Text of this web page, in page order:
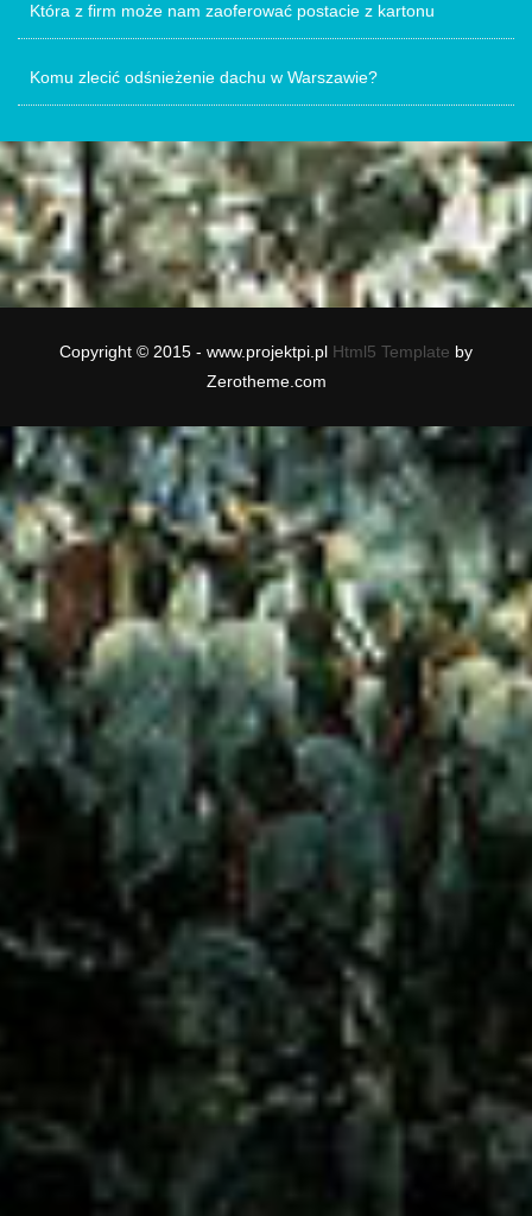
Która z firm może nam zaoferować postacie z kartonu
Komu zlecić odśnieżenie dachu w Warszawie?
Copyright © 2015 - www.projektpi.pl Html5 Template by
Zerotheme.com